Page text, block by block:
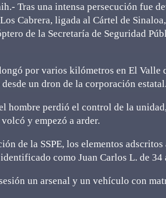
Tras una intensa persecución fue
Cabrera, ligada al Cártel de
de la Secretaría de Seguridad
por varios kilómetros en El Valle
un dron de la corporación estatal.
hombre perdió el control de la
y empezó a arder.
de la SSPE, los elementos
como Juan Carlos L. de
un arsenal y un vehículo con